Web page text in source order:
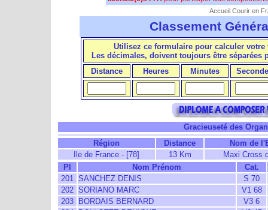
Accueil Courir en
Classement
Utilisez ce formulaire pour calculer votre
Les décimales, doivent toujours être séparées
Distance
Heures Minutes
Gracieuseté des
Région
Distance
Nom de
Ile de France - [78]
13 Km
Maxi Cross
Pl
Nom Prénom
Cat.
201 SANCHEZ DENIS
S 70
202 SORIANO MARC
V1 68
203
BORDAIS BERNARD
V3 6